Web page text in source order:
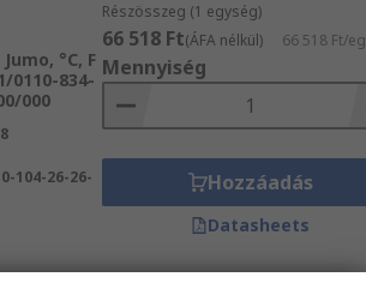
°C, F
0110-834-
000
104-26-26-
Részösszeg (1 egység)
66 518 Ft(ÁFA nélkül) 66 518 Ft/
Mennyiség
Hozzáadás
Datasheets